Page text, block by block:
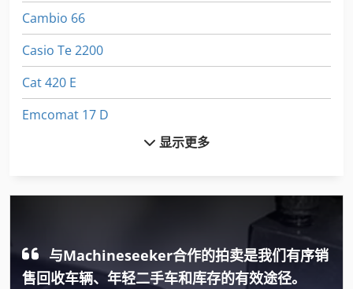
Cambio 66
Casio Te 2200
Cat 420 E
Emcomat 17 D
Fz 0
Gildemeister Ct 20
显示更多
与Machineseeker合作的拍卖是我们有序销
售回收车辆、年轻二手车和库存的有效途径。